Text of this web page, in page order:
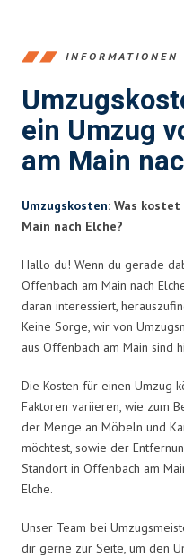
INFORMATIONEN
ein Umzug
am Main
Umzugskosten: Was
Main nach Elche?
Hallo du! Wenn du gerade
Offenbach am Main nach
daran interessiert,
Keine Sorge, wir von
aus Offenbach am Main sind
Die Kosten für einen Umzug
Faktoren variieren, wie zum
der Menge an Möbeln und
möchtest, sowie der
Standort in Offenbach am
Elche.
Unser Team bei
dir gerne zur Seite, um den